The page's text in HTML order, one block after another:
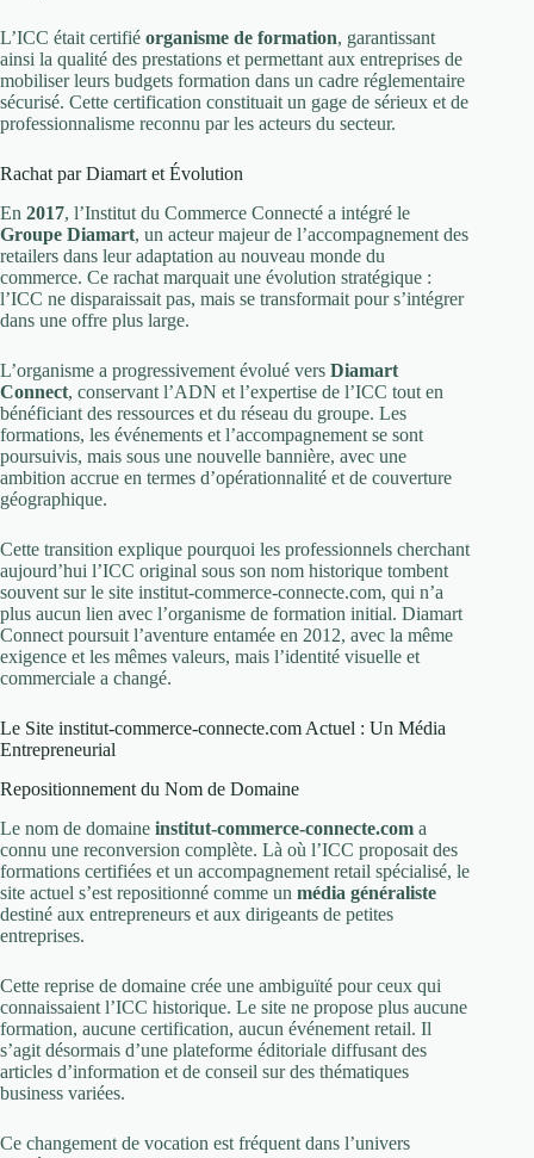
L’ICC était certifié organisme de formation, garantissant
ainsi la qualité des prestations et permettant aux entreprises de
mobiliser leurs budgets formation dans un cadre réglementaire
sécurisé. Cette certification constituait un gage de sérieux et de
professionnalisme reconnu par les acteurs du secteur.
Rachat par Diamart et Évolution
En 2017, l’Institut du Commerce Connecté a intégré le
Groupe Diamart, un acteur majeur de l’accompagnement des
retailers dans leur adaptation au nouveau monde du
commerce. Ce rachat marquait une évolution stratégique :
l’ICC ne disparaissait pas, mais se transformait pour s’intégrer
dans une offre plus large.
L’organisme a progressivement évolué vers Diamart
Connect, conservant l’ADN et l’expertise de l’ICC tout en
bénéficiant des ressources et du réseau du groupe. Les
formations, les événements et l’accompagnement se sont
poursuivis, mais sous une nouvelle bannière, avec une
ambition accrue en termes d’opérationnalité et de couverture
géographique.
Cette transition explique pourquoi les professionnels cherchant
aujourd’hui l’ICC original sous son nom historique tombent
souvent sur le site institut-commerce-connecte.com, qui n’a
plus aucun lien avec l’organisme de formation initial. Diamart
Connect poursuit l’aventure entamée en 2012, avec la même
exigence et les mêmes valeurs, mais l’identité visuelle et
commerciale a changé.
Le Site institut-commerce-connecte.com Actuel : Un Média
Entrepreneurial
Repositionnement du Nom de Domaine
Le nom de domaine institut-commerce-connecte.com a
connu une reconversion complète. Là où l’ICC proposait des
formations certifiées et un accompagnement retail spécialisé, le
site actuel s’est repositionné comme un média généraliste
destiné aux entrepreneurs et aux dirigeants de petites
entreprises.
Cette reprise de domaine crée une ambiguïté pour ceux qui
connaissaient l’ICC historique. Le site ne propose plus aucune
formation, aucune certification, aucun événement retail. Il
s’agit désormais d’une plateforme éditoriale diffusant des
articles d’information et de conseil sur des thématiques
business variées.
Ce changement de vocation est fréquent dans l’univers